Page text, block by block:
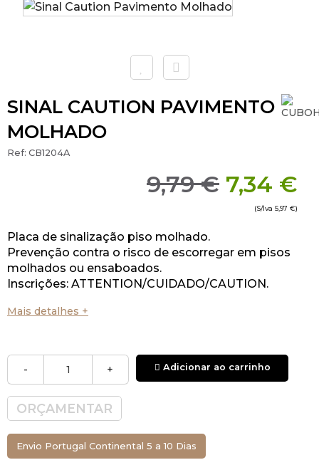
SINAL CAUTION PAVIMENTO
MOLHADO
Ref: CB1204A
9,79 € 7,34 €
(S/Iva 5,97 €)
Placa de sinalização piso molhado.
Prevenção contra o risco de escorregar em pisos
molhados ou ensaboados.
Inscrições: ATTENTION/CUIDADO/CAUTION.
Mais detalhes +
- + Adicionar ao carrinho
ORÇAMENTAR
Envio Portugal Continental 5 a 10 Dias